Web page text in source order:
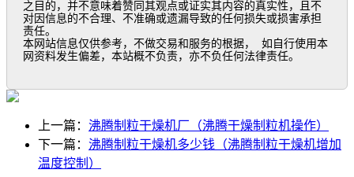
之目的，并不意味着赞同其观点或证实其内容的真实性，且不
对因信息的不合理、不准确或遗漏导致的任何损失或损害承担
责任。
本网站信息仅供参考，不做交易和服务的根据， 如自行使用本
网资料发生偏差，本站概不负责，亦不负任何法律责任。
上一篇： 沸腾制粒干燥机厂（沸腾干燥制粒机操作）
下一篇： 沸腾制粒干燥机多少钱（沸腾制粒干燥机增加
温度控制）